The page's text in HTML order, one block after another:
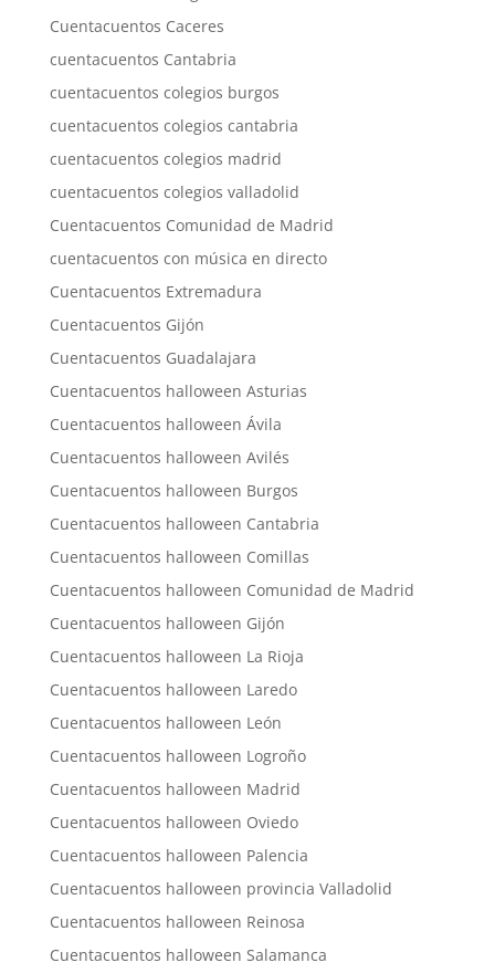
Cuentacuentos Caceres
cuentacuentos Cantabria
cuentacuentos colegios burgos
cuentacuentos colegios cantabria
cuentacuentos colegios madrid
cuentacuentos colegios valladolid
Cuentacuentos Comunidad de Madrid
cuentacuentos con música en directo
Cuentacuentos Extremadura
Cuentacuentos Gijón
Cuentacuentos Guadalajara
Cuentacuentos halloween Asturias
Cuentacuentos halloween Ávila
Cuentacuentos halloween Avilés
Cuentacuentos halloween Burgos
Cuentacuentos halloween Cantabria
Cuentacuentos halloween Comillas
Cuentacuentos halloween Comunidad de Madrid
Cuentacuentos halloween Gijón
Cuentacuentos halloween La Rioja
Cuentacuentos halloween Laredo
Cuentacuentos halloween León
Cuentacuentos halloween Logroño
Cuentacuentos halloween Madrid
Cuentacuentos halloween Oviedo
Cuentacuentos halloween Palencia
Cuentacuentos halloween provincia Valladolid
Cuentacuentos halloween Reinosa
Cuentacuentos halloween Salamanca